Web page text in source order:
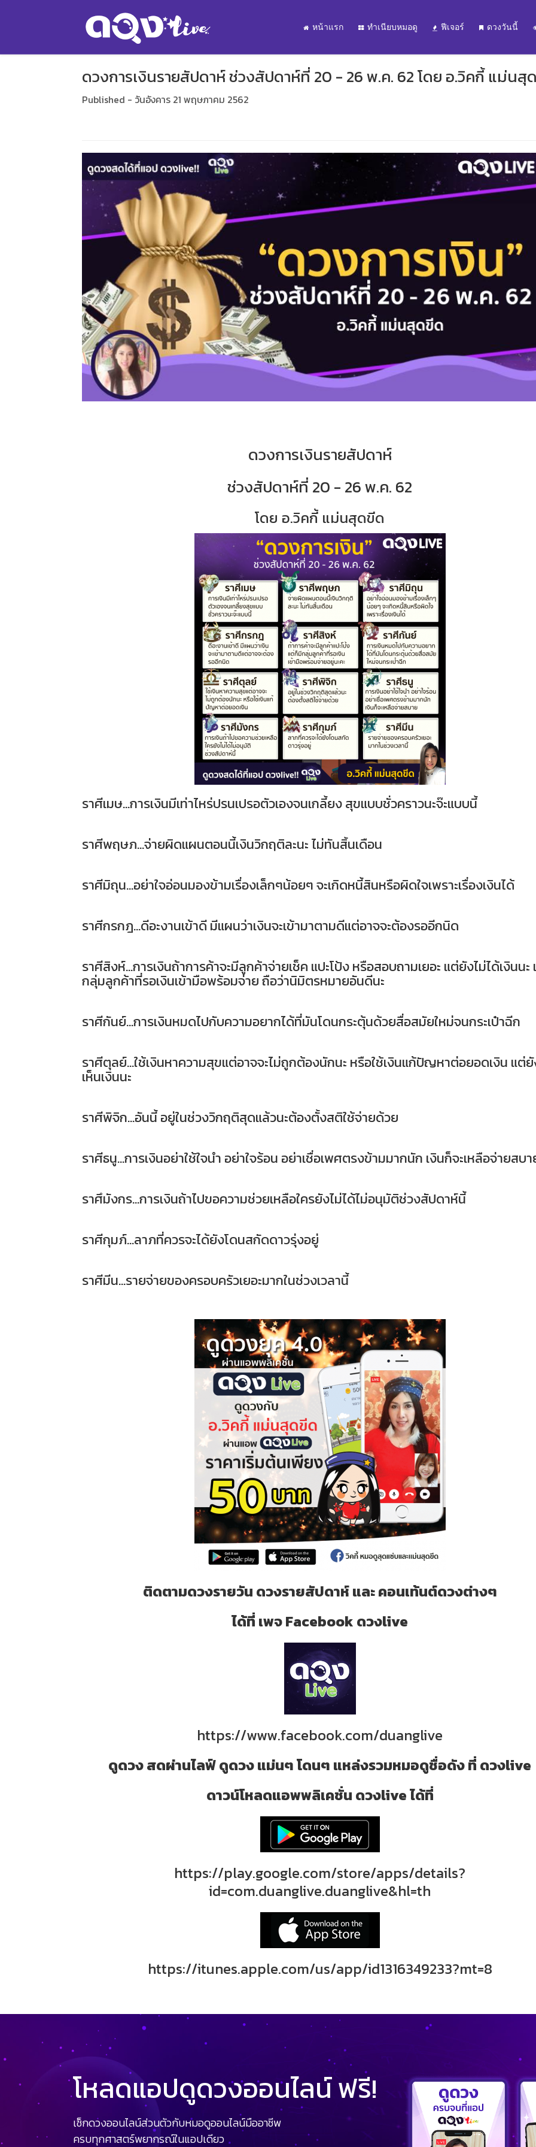
หน้าแรก ทำเนียบหมอดู ฟีเจอร์ ดวงวันนี้
ดวงการเงินรายสัปดาห์ ช่วงสัปดาห์ที่ 20 - 26 พ.ค. 62 โดย อ.วิคกี้ แม่นสุ
Published - วันอังคาร 21 พฤษภาคม 2562
ดวงการเงินรายสัปดาห์
ช่วงสัปดาห์ที่ 20 - 26 พ.ค. 62
โดย อ.วิคกี้ แม่นสุดขีด
ราศีเมษ...การเงินมีเท่าไหร่ปรนเปรอตัวเองจนเกลี้ยง สุขแบบชั่วคราวนะจ๊ะแบบนี้
ราศีพฤษภ...จ่ายผิดแผนตอนนี้เงินวิกฤติละนะ ไม่ทันสิ้นเดือน
ราศีมิถุน...อย่าใจอ่อนมองข้ามเรื่องเล็กๆน้อยๆ จะเกิดหนี้สินหรือผิดใจเพราะเรื่องเงินได้
ราศีกรกฎ...ดีอะงานเข้าดี มีแผนว่าเงินจะเข้ามาตามดีแต่อาจจะต้องรออีกนิด
ราศีสิงห์...การเงินถ้าการค้าจะมีลูกค้าจ่ายเช็ค แปะโป้ง หรือสอบถามเยอะ แต่ยังไม่ได้เงินน
กลุ่มลูกค้าที่รอเงินเข้ามือพร้อมจ่าย ถือว่านิมิตรหมายอันดีนะ
ราศีกันย์...การเงินหมดไปกับความอยากได้ที่มันโดนกระตุ้นด้วยสื่อสมัยใหม่จนกระเป๋าฉีก
ราศีตุลย์...ใช้เงินหาความสุขแต่อาจจะไม่ถูกต้องนักนะ หรือใช้เงินแก้ปัญหาต่อยอดเงิน แต่ยั
เห็นเงินนะ
ราศีพิจิก...อันนี้ อยู่ในช่วงวิกฤติสุดแล้วนะต้องตั้งสติใช้จ่ายด้วย
ราศีธนู...การเงินอย่าใช้ใจนำ อย่าใจร้อน อย่าเชื่อเพศตรงข้ามมากนัก เงินก็จะเหลือจ่ายสบ
ราศึมังกร...การเงินถ้าไปขอความช่วยเหลือใครยังไม่ได้ไม่อนุมัติช่วงสัปดาห์นี้
ราศีกุมภ์...ลาภที่ควรจะได้ยังโดนสกัดดาวรุ่งอยู่
ราศีมีน...รายจ่ายของครอบครัวเยอะมากในช่วงเวลานี้
ติดตามดวงรายวัน ดวงรายสัปดาห์ และ คอนเท้นต์ดวงต่างๆ
ได้ที่ เพจ Facebook ดวงlive
https://www.facebook.com/duanglive
ดูดวง สดผ่านไลฟ์ ดูดวง แม่นๆ โดนๆ แหล่งรวมหมอดูชื่อดัง ที่ ดวงlive
ดาวน์โหลดแอพพลิเคชั่น ดวงlive ได้ที่
https://play.google.com/store/apps/details?
id=com.duanglive.duanglive&hl=th
https://itunes.apple.com/us/app/id1316349233?mt=8
โหลดแอปดูดวงออนไลน์ ฟรี!
เช็กดวงออนไลน์ส่วนตัวกับหมอดูออนไลน์มืออาชีพ
ครบทุกศาสตร์พยากรณ์ในแอปเดียว